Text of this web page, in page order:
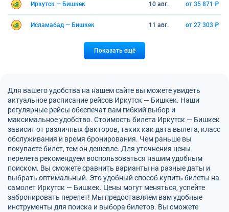
Иркутск — Бишкек 10 авг. от 35 871 ₽
Исламабад — Бишкек 11 авг. от 27 303 ₽
Показать ещё
Для вашего удобства на нашем сайте вы можете увидеть
актуальное расписание рейсов Иркутск — Бишкек. Наши
регулярные рейсы обеспечат вам гибкий выбор и
максимальное удобство. Стоимость билета Иркутск — Бишкек
зависит от различных факторов, таких как дата вылета, класс
обслуживания и время бронирования. Чем раньше вы
покупаете билет, тем он дешевле. Для уточнения цены
перелета рекомендуем воспользоваться нашим удобным
поиском. Вы сможете сравнить варианты на разные даты и
выбрать оптимальный. Это удобный способ купить билеты на
самолет Иркутск — Бишкек. Цены могут меняться, успейте
забронировать перелет! Мы предоставляем вам удобные
инструменты для поиска и выбора билетов. Вы сможете